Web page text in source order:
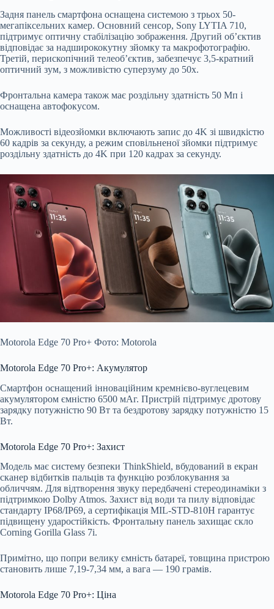
Задня панель смартфона оснащена системою з трьох 50-
мегапіксельних камер. Основний сенсор, Sony LYTIA 710,
підтримує оптичну стабілізацію зображення. Другий об’єктив
відповідає за надширококутну зйомку та макрофотографію.
Третій, перископічний телеоб’єктив, забезпечує 3,5-кратний
оптичний зум, з можливістю суперзуму до 50x.
Фронтальна камера також має роздільну здатність 50 Мп і
оснащена автофокусом.
Можливості відеозйомки включають запис до 4K зі швидкістю
60 кадрів за секунду, а режим сповільненої зйомки підтримує
роздільну здатність до 4K при 120 кадрах за секунду.
Motorola Edge 70 Pro+ Фото: Motorola
Motorola Edge 70 Pro+: Акумулятор
Смартфон оснащений інноваційним кремнієво-вуглецевим
акумулятором ємністю 6500 мАг. Пристрій підтримує дротову
зарядку потужністю 90 Вт та бездротову зарядку потужністю 15
Вт.
Motorola Edge 70 Pro+: Захист
Модель має систему безпеки ThinkShield, вбудований в екран
сканер відбитків пальців та функцію розблокування за
обличчям. Для відтворення звуку передбачені стереодинаміки з
підтримкою Dolby Atmos. Захист від води та пилу відповідає
стандарту IP68/IP69, а сертифікація MIL-STD-810H гарантує
підвищену ударостійкість. Фронтальну панель захищає скло
Corning Gorilla Glass 7i.
Примітно, що попри велику ємність батареї, товщина пристрою
становить лише 7,19-7,34 мм, а вага — 190 грамів.
Motorola Edge 70 Pro+: Ціна